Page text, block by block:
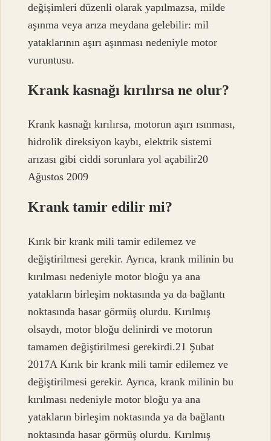
değişimleri düzenli olarak yapılmazsa, milde
aşınma veya arıza meydana gelebilir: mil
yataklarının aşırı aşınması nedeniyle motor
vuruntusu.
Krank kasnağı kırılırsa ne olur?
Krank kasnağı kırılırsa, motorun aşırı ısınması,
hidrolik direksiyon kaybı, elektrik sistemi
arızası gibi ciddi sorunlara yol açabilir20
Ağustos 2009
Krank tamir edilir mi?
Kırık bir krank mili tamir edilemez ve
değiştirilmesi gerekir. Ayrıca, krank milinin bu
kırılması nedeniyle motor bloğu ya ana
yatakların birleşim noktasında ya da bağlantı
noktasında hasar görmüş olurdu. Kırılmış
olsaydı, motor bloğu delinirdi ve motorun
tamamen değiştirilmesi gerekirdi.21 Şubat
2017A Kırık bir krank mili tamir edilemez ve
değiştirilmesi gerekir. Ayrıca, krank milinin bu
kırılması nedeniyle motor bloğu ya ana
yatakların birleşim noktasında ya da bağlantı
noktasında hasar görmüş olurdu. Kırılmış